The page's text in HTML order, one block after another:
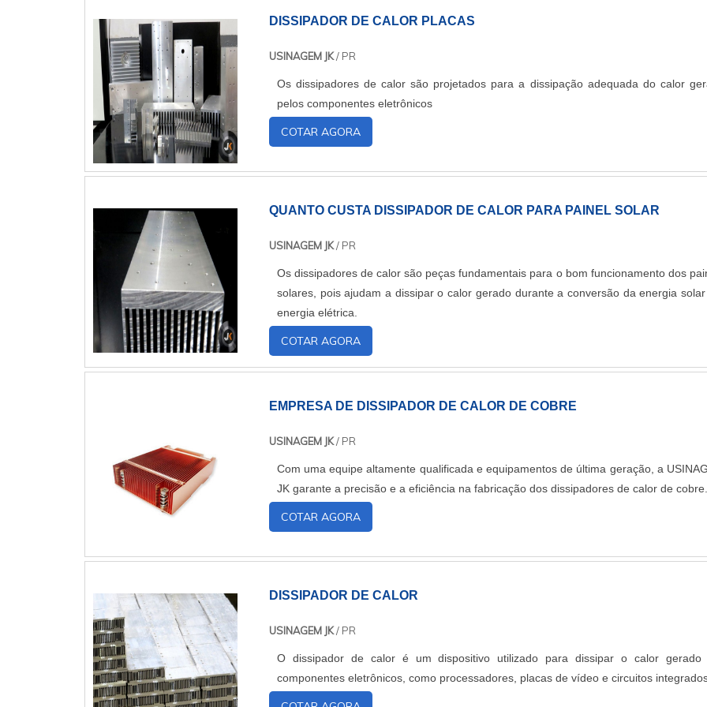
DISSIPADOR DE CALOR PLACAS
USINAGEM JK/ PR
Os dissipadores de calor são projetados para a dissipação adequada do calor
pelos componentes eletrônicos
COTAR AGORA
QUANTO CUSTA DISSIPADOR DE CALOR PARA PAINEL SOLAR
USINAGEM JK/ PR
Os dissipadores de calor são peças fundamentais para o bom funcionamento dos
solares, pois ajudam a dissipar o calor gerado durante a conversão da energia
energia elétrica.
COTAR AGORA
EMPRESA DE DISSIPADOR DE CALOR DE COBRE
USINAGEM JK/ PR
Com uma equipe altamente qualificada e equipamentos de última geração, a
JK garante a precisão e a eficiência na fabricação dos dissipadores de calor de cobre.
COTAR AGORA
DISSIPADOR DE CALOR
USINAGEM JK/ PR
O dissipador de calor é um dispositivo utilizado para dissipar o calor gerado
componentes eletrônicos, como processadores, placas de vídeo e circuitos